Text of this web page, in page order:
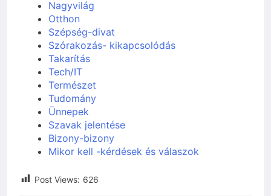
Nagyvilág
Otthon
Szépség-divat
Szórakozás- kikapcsolódás
Takarítás
Tech/IT
Természet
Tudomány
Ünnepek
Szavak jelentése
Bizony-bizony
Mikor kell -kérdések és válaszok
Post Views: 626